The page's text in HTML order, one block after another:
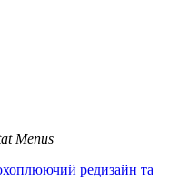
Menus